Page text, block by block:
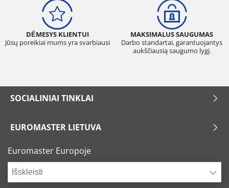
DĖMESYS KLIENTUI
Jūsų poreikiai mums yra svarbiausi
MAKSIMALUS SAUGUMAS
Darbo standartai, garantuojantys
aukščiausią saugumo lygį.
SOCIALINIAI TINKLAI
EUROMASTER LIETUVA
Euromaster Europoje
Išskleisti